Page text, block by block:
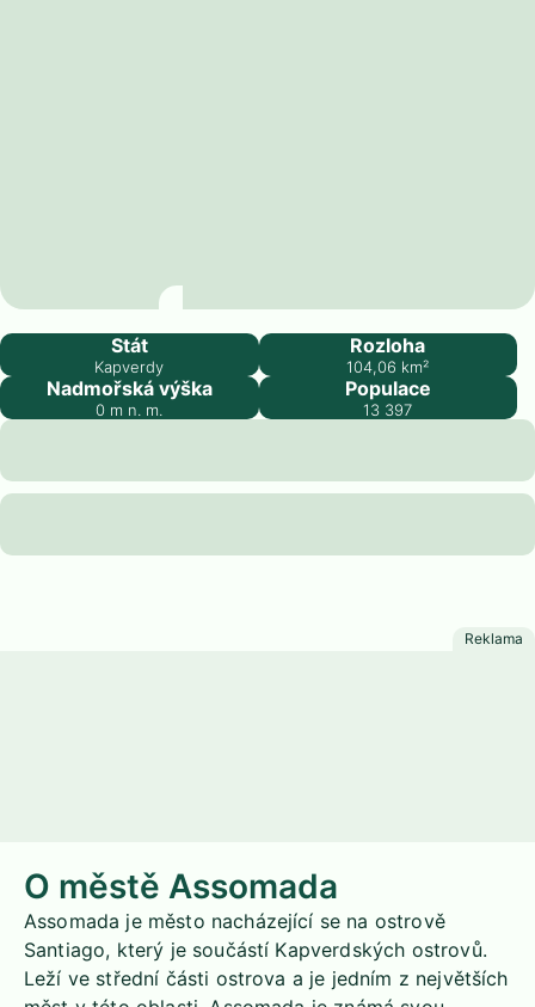
Assomada
Stát
Kapverdy
Rozloha
104,06 km²
Nadmořská výška
0 m n. m.
Populace
13 397
O městě Assomada
Assomada je město nacházející se na ostrově
Santiago, který je součástí Kapverdských ostrovů.
Leží ve střední části ostrova a je jedním z největších